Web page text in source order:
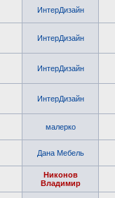
ИнтерДизайн
ИнтерДизайн
ИнтерДизайн
ИнтерДизайн
малерко
Дана Мебель
Никонов
Владимир